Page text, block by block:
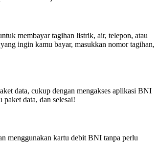
membayar tagihan listrik, air, telepon, atau
ingin kamu bayar, masukkan nomor tagihan,
data, cukup dengan mengakses aplikasi BNI
data, dan selesai!
menggunakan kartu debit BNI tanpa perlu